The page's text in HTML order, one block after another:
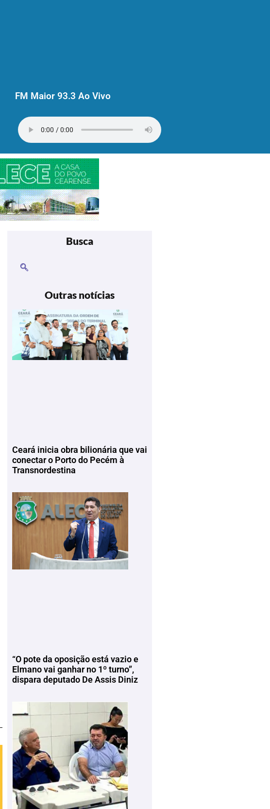
FM Maior 93.3 Ao Vivo
Busca
Outras notícias
Ceará inicia obra bilionária que vai
conectar o Porto do Pecém à
Transnordestina
“O pote da oposição está vazio e
Elmano vai ganhar no 1º turno”,
dispara deputado De Assis Diniz